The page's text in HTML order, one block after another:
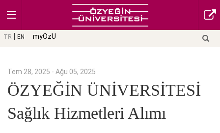
TR EN myOzU
Tem 28, 2025 - Ağu 05, 2025
ÖZYEĞİN ÜNİVERSİTESİ
Sağlık Hizmetleri Alımı